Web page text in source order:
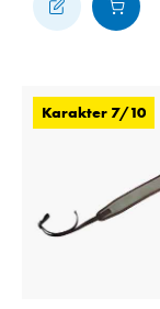
Karakter 7/10